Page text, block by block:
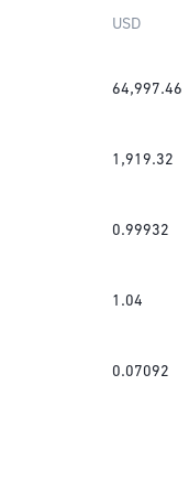
USD
64,997.46
1,919.32
0.99932
1.04
0.07092